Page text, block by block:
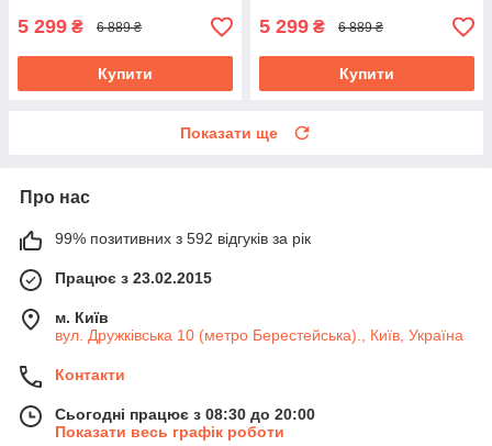
5 299 ₴ 6 889 ₴
Купити
5 299 ₴ 6 889 ₴
Купити
Показати ще
Про нас
99% позитивних з 592 відгуків за рік
Працює з 23.02.2015
м. Київ
вул. Дружківська 10 (метро Берестейська)., Київ, Україна
Контакти
Сьогодні працює з 08:30 до 20:00
Показати весь графік роботи